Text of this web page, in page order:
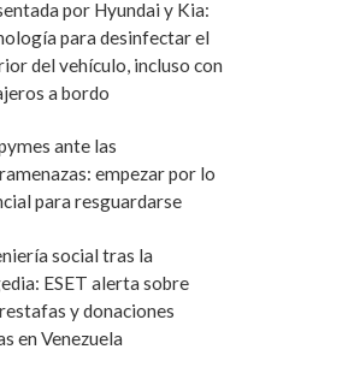
por Hyundai y Kia:
para desinfectar el
del vehículo, incluso con
a bordo
ante las
empezar por lo
para resguardarse
social tras la
ESET alerta sobre
y donaciones
en Venezuela